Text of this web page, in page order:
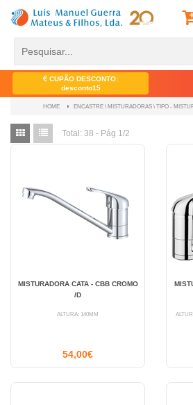
CUPÃO DESCONTO:
desconto15
HOME ENCASTRE \ MISTURADORAS \ TIPO -
Total: 38 - Pág 1/2
MISTURADORA CATA - CBB CROMO
/D
ALTURA: 140MM
54,00€